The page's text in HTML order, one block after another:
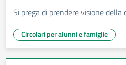
Si prega di prendere visione della
Circolari per alunni e famiglie